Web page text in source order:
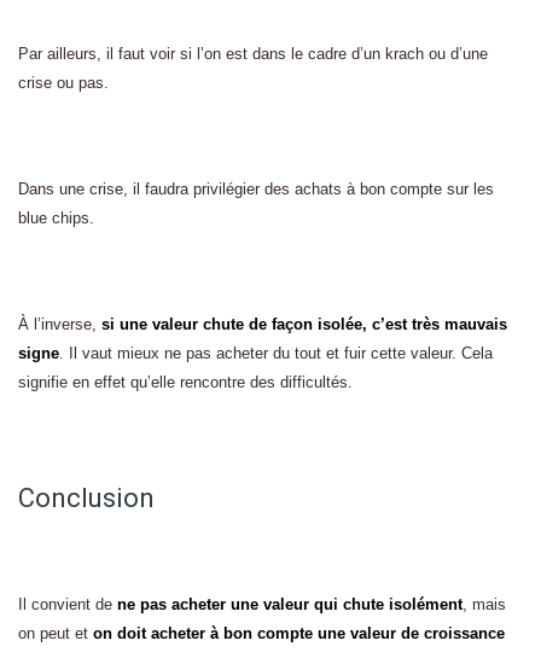
Par ailleurs, il faut voir si l’on est dans le cadre d’un krach ou d’une
crise ou pas.
Dans une crise, il faudra privilégier des achats à bon compte sur les
blue chips.
À l’inverse, si une valeur chute de façon isolée, c’est très mauvais
signe. Il vaut mieux ne pas acheter du tout et fuir cette valeur. Cela
signifie en effet qu’elle rencontre des difficultés.
Conclusion
Il convient de ne pas acheter une valeur qui chute isolément, mais
on peut et on doit acheter à bon compte une valeur de croissance